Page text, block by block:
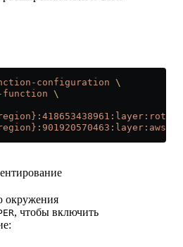
configuration \
function \
окружения
, чтобы включить